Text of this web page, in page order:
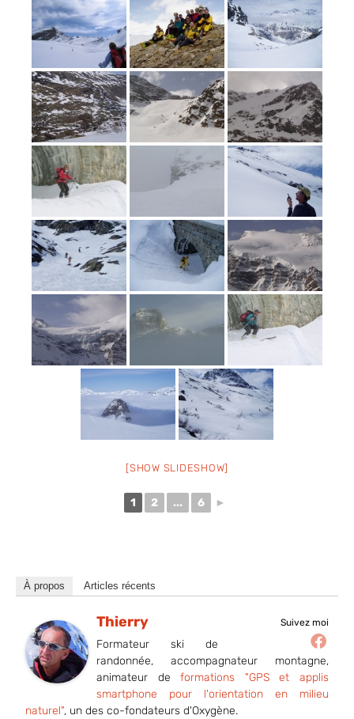
[SHOW SLIDESHOW]
1 2 ... 6 ►
À propos Articles récents
Suivez moi
Thierry
Formateur ski de
randonnée, accompagnateur montagne,
animateur deformations "GPS et applis
smartphone pour l'orientation en milieu
naturel", un des co-fondateurs d'Oxygène.